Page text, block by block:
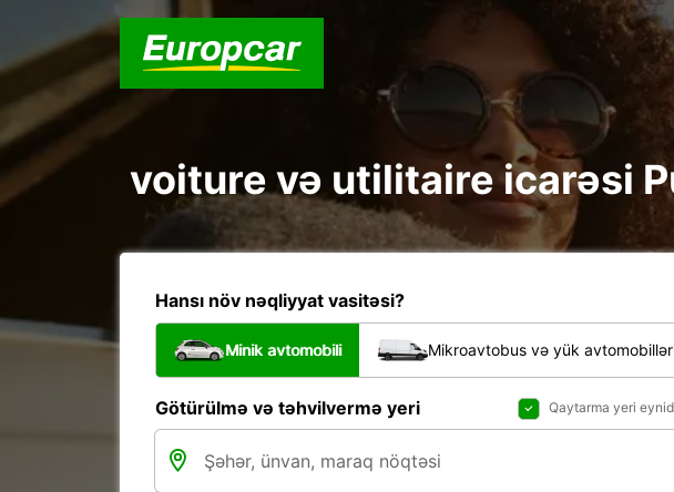
voiture və utilitaire icarəsi
Hansı növ nəqliyyat vasitəsi?
Minik avtomobili Mikroavtobus və yük
Götürülmə və təhvilvermə yeri Qaytarma yeri